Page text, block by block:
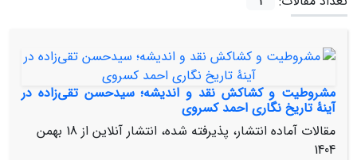
مشروطیت و کشاکش نقد و اندیشه؛ سیدحسن تقی‌زاده در
آینۀ تاریخ نگاری احمد کسروی
مقالات آماده انتشار، پذیرفته شده، انتشار آنلاین از
18 بهمن
1404